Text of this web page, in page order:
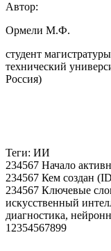
Автор:
Ормели М.Ф.
студент
технический
Россия)
Теги: ИИ
234567 Начало
234567 Кем создан
234567 Ключевые
искусственный
диагностика,
12354567899